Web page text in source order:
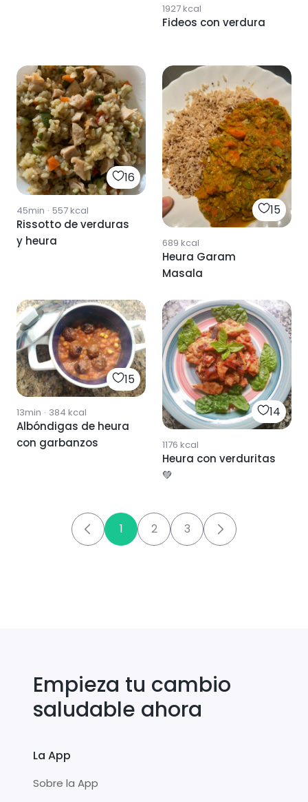
1927kcal
Fideos con verdura
16
45min · 557kcal
Rissotto de verduras
y heura
15
689 kcal
Heura Garam
Masala
15
13min · 384 kcal
Albóndigas de heura
con garbanzos
14
1176 kcal
Heura con verduritas
💚
1 2 3
Empieza tu cambio
saludable ahora
La App
Sobre la App